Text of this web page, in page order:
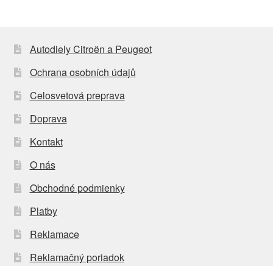
Autodiely Citroën a Peugeot
Ochrana osobních údajů
Celosvetová preprava
Doprava
Kontakt
O nás
Obchodné podmienky
Platby
Reklamace
Reklamačný poriadok